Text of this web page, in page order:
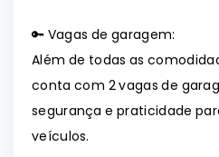
🔑 Vagas de garagem:
Além de todas as
conta com 2 vagas de
segurança e praticidade
veículos.